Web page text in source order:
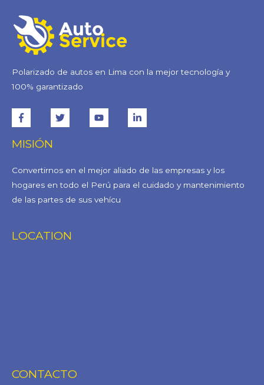
Polarizado de autos en Lima con la mejor tecnología y
100% garantizado
MISIÓN
Convertirnos en el mejor aliado de las empresas y los
hogares en todo el Perú para el cuidado y mantenimiento
de las partes de sus vehícu
LOCATION
CONTACTO